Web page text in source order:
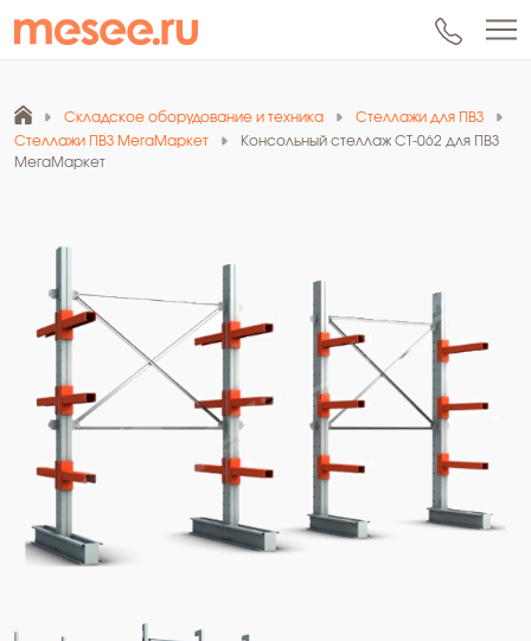
Складское оборудование и техника
Стеллажи для ПВЗ
Стеллажи ПВЗ МегаМаркет
Консольный стеллаж СТ-062 для ПВЗ
МегаМаркет